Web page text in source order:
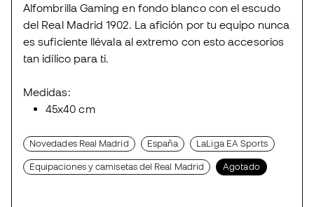
Alfombrilla Gaming en fondo blanco con el escudo
del Real Madrid 1902. La afición por tu equipo nunca
es suficiente llévala al extremo con esto accesorios
tan idílico para ti.
Medidas:
45x40 cm
Novedades Real Madrid España LaLiga EA Sports
Equipaciones y camisetas del Real Madrid Agotado